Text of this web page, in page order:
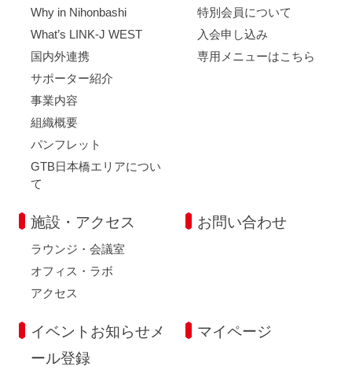
Why in Nihonbashi
What’s LINK-J WEST
国内外連携
サポーター紹介
事業内容
組織概要
パンフレット
GTB日本橋エリアについ
て
特別会員について
入会申し込み
専用メニューはこちら
施設・アクセス
ラウンジ・会議室
オフィス・ラボ
アクセス
お問い合わせ
イベントお知らせメ
ール登録
マイページ